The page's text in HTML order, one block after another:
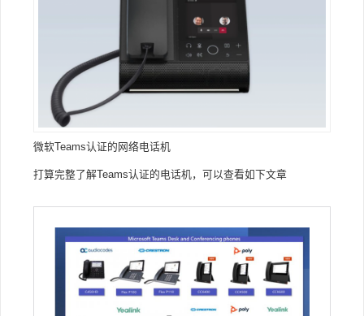
微软Teams认证的网络电话机
打算完整了解Teams认证的电话机，可以查看如下文章